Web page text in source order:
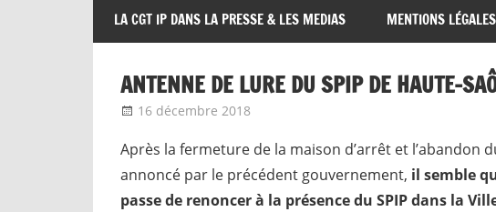
LA CGT IP DANS LA PRESSE & LES MEDIAS MENTIONS LÉGALES
ANTENNE DE LURE DU SPIP DE HAUTE-
16 décembre 2018
Après la fermeture de la maison d’arrêt et l’abandon
annoncé par le précédent gouvernement, il semble
passe de renoncer à la présence du SPIP dans la